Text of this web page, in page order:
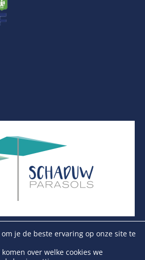
je de beste ervaring op onze site te
over welke cookies we